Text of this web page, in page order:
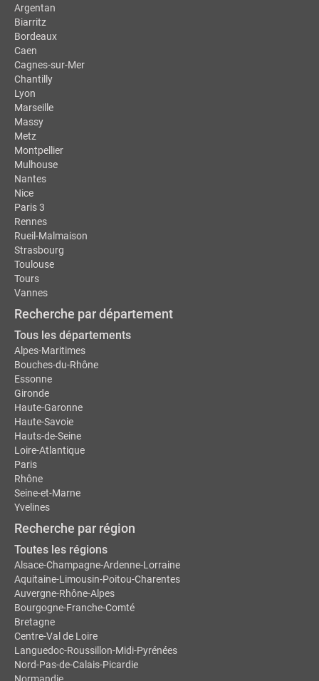
Argentan
Biarritz
Bordeaux
Caen
Cagnes-sur-Mer
Chantilly
Lyon
Marseille
Massy
Metz
Montpellier
Mulhouse
Nantes
Nice
Paris 3
Rennes
Rueil-Malmaison
Strasbourg
Toulouse
Tours
Vannes
Recherche par département
Tous les départements
Alpes-Maritimes
Bouches-du-Rhône
Essonne
Gironde
Haute-Garonne
Haute-Savoie
Hauts-de-Seine
Loire-Atlantique
Paris
Rhône
Seine-et-Marne
Yvelines
Recherche par région
Toutes les régions
Alsace-Champagne-Ardenne-Lorraine
Aquitaine-Limousin-Poitou-Charentes
Auvergne-Rhône-Alpes
Bourgogne-Franche-Comté
Bretagne
Centre-Val de Loire
Languedoc-Roussillon-Midi-Pyrénées
Nord-Pas-de-Calais-Picardie